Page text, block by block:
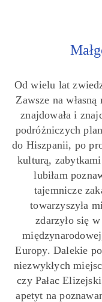
Od wielu lat
Zawsze na
znajdowała i
podróżniczych
do Hiszpanii, po
kulturą,
lubiłam
tajemnicze
towarzyszyła
zdarzyło się
Europy. Dalekie
niezwykłych
czy Pałac
apetyt na